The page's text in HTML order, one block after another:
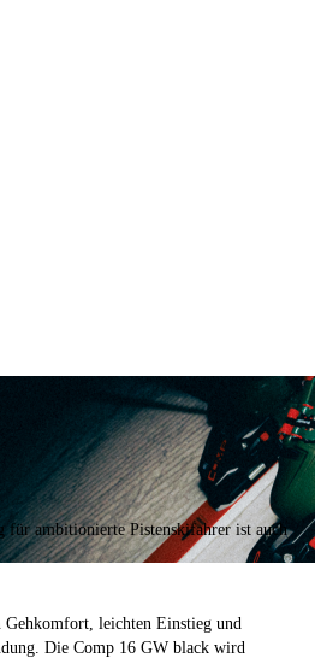
für ambitionierte Pistenskifahrer ist auch
leichten Einstieg und
Die Comp 16 GW black wird